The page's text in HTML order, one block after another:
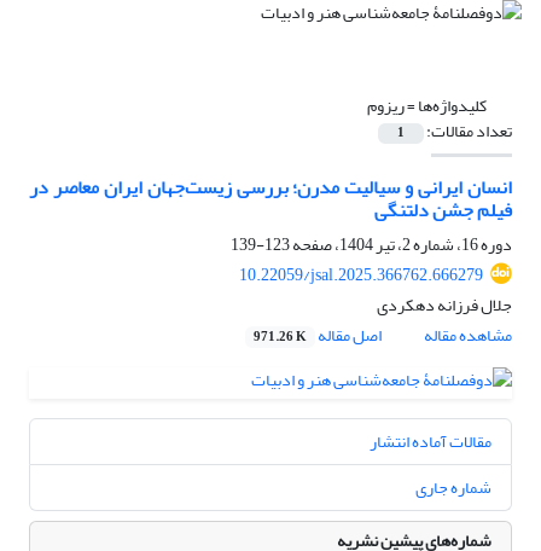
کلیدواژه‌ها =ریزوم
تعداد مقالات: 1
انسان ایرانی و سیالیت مدرن؛ بررسی زیست‌جهان ایران معاصر در
فیلم جشن دلتنگی
دوره 16، شماره 2، تیر 1404، صفحه
123-139
10.22059/jsal.2025.366762.666279
جلال فرزانه دهکردی
مشاهده مقاله
اصل مقاله 971.26 K
مقالات آماده انتشار
شماره جاری
شماره‌های پیشین نشریه